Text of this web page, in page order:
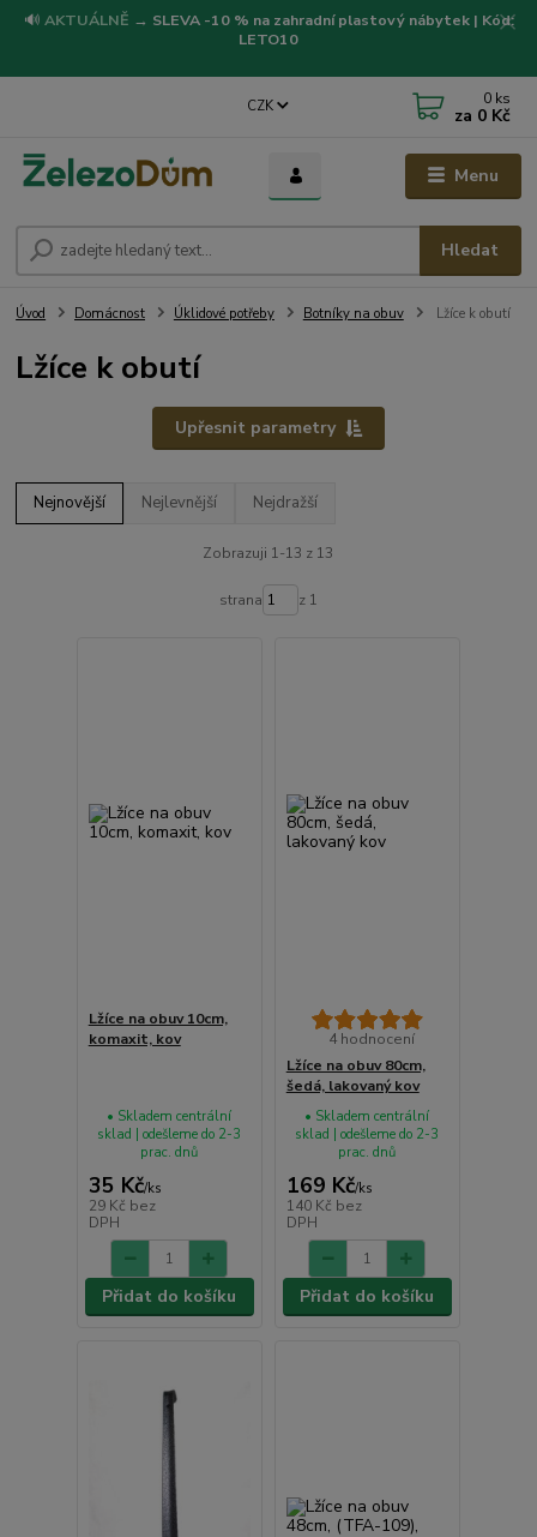
🔊 AKTUÁLNĚ → SLEVA -10 % na zahradní plastový nábytek | Kód:
LETO10
Menu
CZK
Hledat
0 ks
za 0 Kč
Úvod Domácnost Úklidové potřeby Botníky na obuv Lžíce k obutí
Lžíce k obutí
Upřesnit parametry
Nejnovější Nejlevnější Nejdražší
Zobrazuji 1-13 z 13
strana z 1
Lžíce na obuv 10cm,
komaxit, kov
35 Kč/ks
29 Kč bez
DPH
• Skladem centrální
sklad | odešleme do 2-3
prac. dnů
Přidat do košíku
4 hodnocení
Lžíce na obuv 80cm,
šedá, lakovaný kov
169 Kč/ks
140 Kč bez
DPH
• Skladem centrální
sklad | odešleme do 2-3
prac. dnů
Přidat do košíku